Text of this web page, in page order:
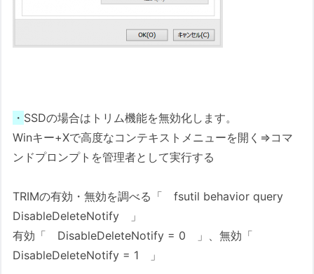
・ SSDの場合はトリム機能を無効化します。
Winキー+Xで高度なコンテキストメニューを開く⇒コマ
ンドプロンプトを管理者として実行する
TRIMの有効・無効を調べる「 fsutil behavior query
DisableDeleteNotify 」
有効「 DisableDeleteNotify = 0 」、無効「
DisableDeleteNotify = 1 」